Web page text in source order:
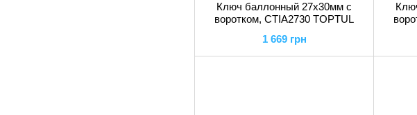
Ключ баллонный 27х30мм с
воротком, CTIA2730 TOPTUL
1 669 грн